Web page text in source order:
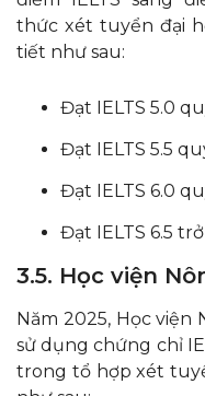
thức xét tuyển đại
tiết như sau:
Đạt IELTS 5.0
Đạt IELTS 5.5
Đạt IELTS 6.0
Đạt IELTS 6.5
3.5. Học viện
Năm 2025, Học
sử dụng chứng chỉ
trong tổ hợp xét